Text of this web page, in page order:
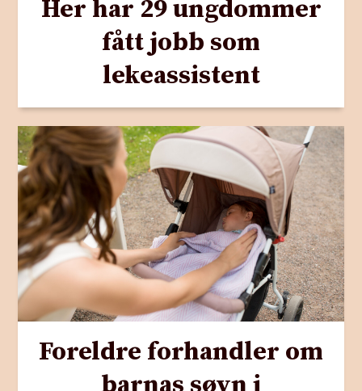
Her har 29 ungdommer
fått jobb som
lekeassistent
Foreldre forhandler om